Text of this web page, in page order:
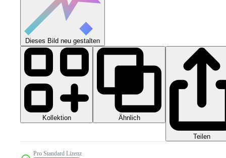
Dieses Bild neu gestalten
Kollektion Ähnlich
Teilen
Pro Standard Lizenz